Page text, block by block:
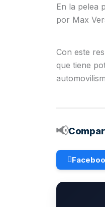
En la pelea
por Max
Con este
que tiene
📢